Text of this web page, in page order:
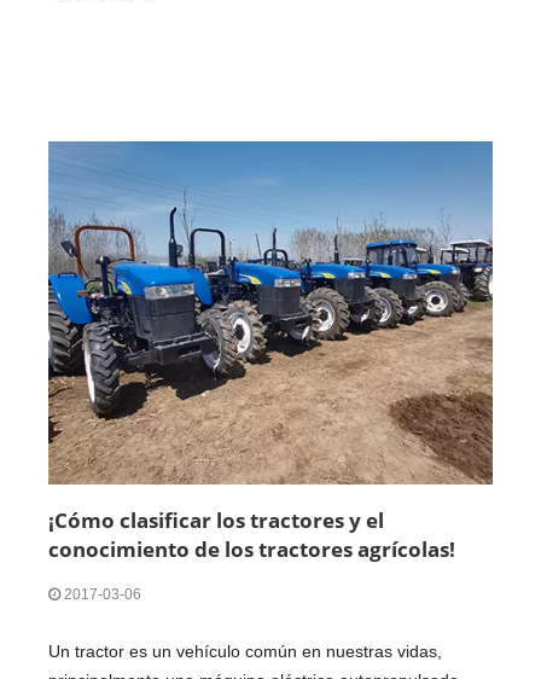
¡Cómo clasificar los tractores y el
conocimiento de los tractores agrícolas!
2017-03-06
Un tractor es un vehículo común en nuestras vidas,